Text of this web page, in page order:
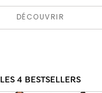
DÉCOUVRIR
LES 4 BESTSELLERS